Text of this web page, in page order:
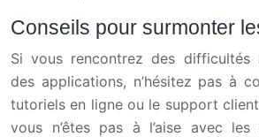
Conseils pour surmonter
Si vous rencontrez des difficultés
des applications, n’hésitez pas à
tutoriels en ligne ou le support client
vous n’êtes pas à l’aise avec les